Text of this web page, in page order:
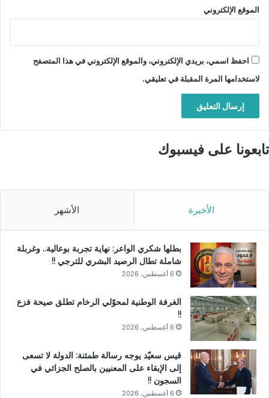
الموقع الإلكتروني
احفظ اسمي، بريدي الإلكتروني، والموقع الإلكتروني في هذا المتصفح
لاستخدامها المرة المقبلة في تعليقي.
تابعونا على فيسبوك
الأخيرة الأشهر
بطلها شكري الواعر: نهاية تجربة بوعالية.. وغربلة
شاملة تطال الرصيد البشري للترجي !!
6 أغسطس، 2026
الغرفة الوطنية لمحوّلي الرخام تطلق صيحة فزع
!!
6 أغسطس، 2026
قيس سعيّد يوجه رسالة طمئنة: الدولة لا تسعى
إلى الإبقاء على المعنيين بالصلح الجزائي في
السجون !!
6 أغسطس، 2026